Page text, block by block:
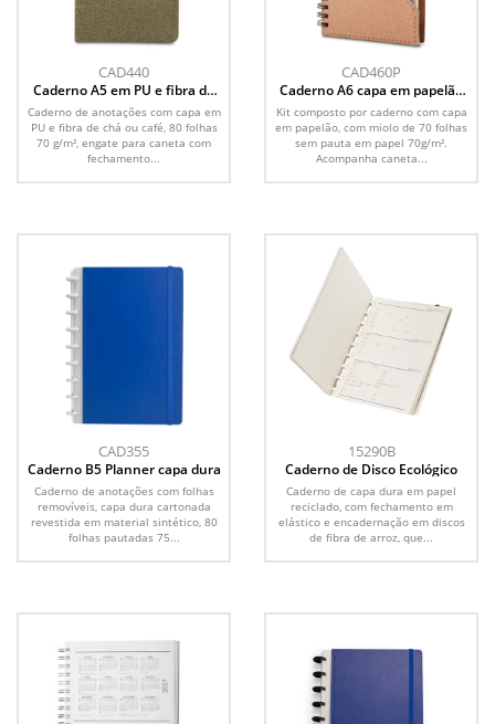
CAD440
Caderno A5 em PU e fibra de
café ou chá
Caderno de anotações com capa em
PU e fibra de chá ou café, 80 folhas
70 g/m², engate para caneta com
fechamento...
CAD460P
Caderno A6 capa em papelão
reciclado com caneta
Kit composto por caderno com capa
em papelão, com miolo de 70 folhas
sem pauta em papel 70g/m².
Acompanha caneta...
CAD355
Caderno B5 Planner capa dura
Caderno de anotações com folhas
removíveis, capa dura cartonada
revestida em material sintético, 80
folhas pautadas 75...
15290B
Caderno de Disco Ecológico
Caderno de capa dura em papel
reciclado, com fechamento em
elástico e encadernação em discos
de fibra de arroz, que...